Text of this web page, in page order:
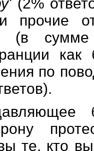
и прочие
(в
как
по
те, кто